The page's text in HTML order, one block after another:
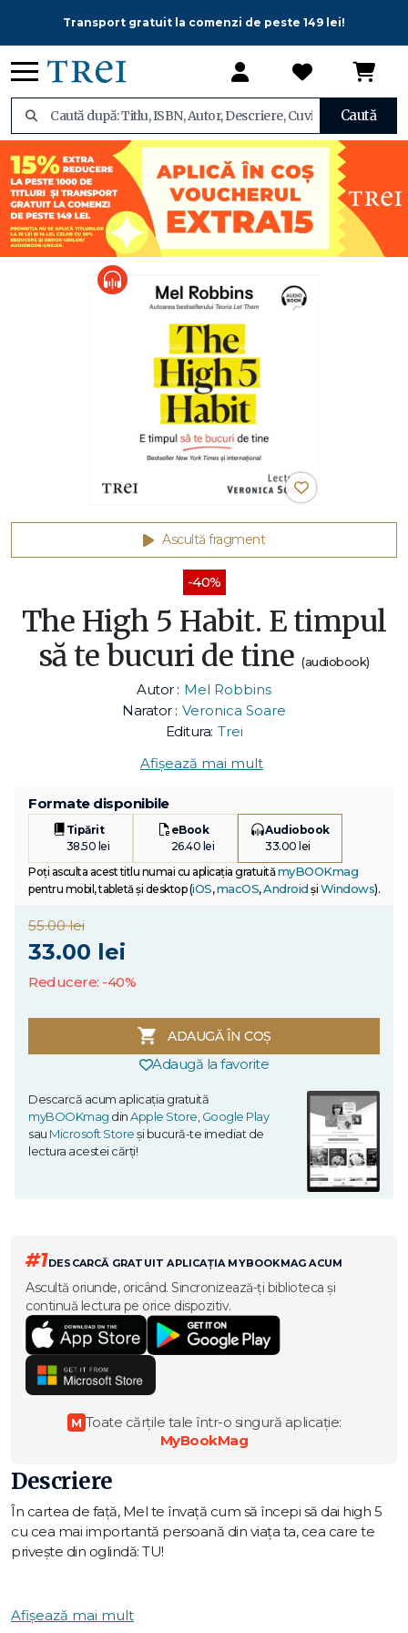
Transport gratuit la comenzi de peste 149 lei!
Caută
Ascultă fragment
-40%
The High 5 Habit. E timpul
să te bucuri de tine (audiobook)
Autor : Mel Robbins
Narator : Veronica Soare
Editura: Trei
Afișează mai mult
Formate disponibile
Tipărit
38.50 lei
eBook
26.40 lei
Audiobook
33.00 lei
Poți asculta acest titlu numai cu aplicația gratuitămyBOOKmag
pentru mobil, tabletă și desktop (iOS,macOS,Android și Windows).
55.00 lei
33.00 lei
Reducere: -40%
ADAUGĂ ÎN COȘ
Adaugă la favorite
Descarcă acum aplicația gratuită
myBOOKmag dinApple Store,Google Play
sau Microsoft Storeși bucură-te imediat de
lectura acestei cărți!
#1DESCARCĂ GRATUIT APLICAȚIA MYBOOKMAG ACUM
Ascultă oriunde, oricând. Sincronizează-ți biblioteca și
continuă lectura pe orice dispozitiv.
M Toate cărțile tale într-o singură aplicație:
MyBookMag
Descriere
În cartea de față, Mel te învață cum să începi să dai high 5
cu cea mai importantă persoană din viața ta, cea care te
privește din oglindă: TU!
profund personale și rezultatele din viața reală pe care
Afișează mai mult